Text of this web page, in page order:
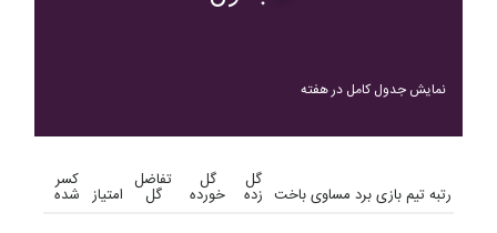
نمایش جدول کامل در هفته
رتبهتیمبازیبرد مساویباخت
گل
زده
گل
خورده
تفاضل
گل امتیاز
کسر
شده